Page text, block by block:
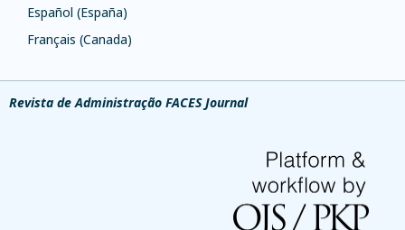
Español (España)
Français (Canada)
Revista de Administração FACES Journal